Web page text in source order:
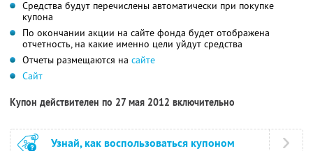
Средства будут перечислены автоматически при покупке
купона
По окончании акции на сайте фонда будет отображена
отчетность, на какие именно цели уйдут средства
Отчеты размещаются на сайте
Сайт
Купон действителен по 27 мая 2012 включительно
Узнай, как воспользоваться купоном